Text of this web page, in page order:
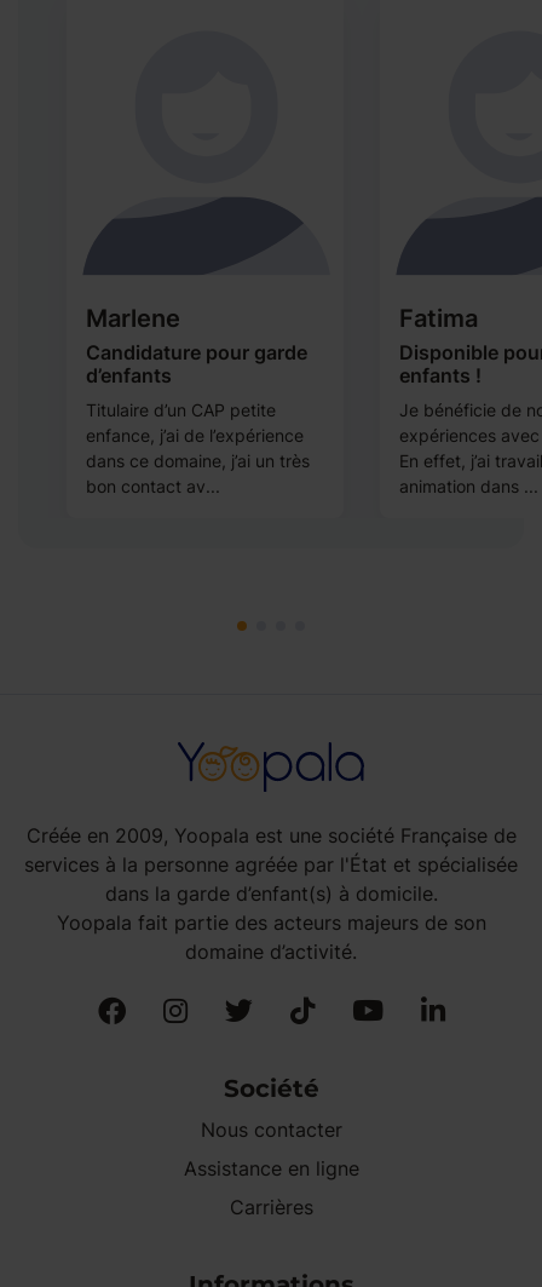
Marlene
Candidature pour garde
d’enfants
Titulaire d’un CAP petite
enfance, j’ai de l’expérience
dans ce domaine, j’ai un très
bon contact av...
Fatima
Disponible
enfants !
Je bénéficie de
expériences
En effet, j’ai
animation dans ...
Créée en 2009, Yoopala est une société Française de
services à la personne agréée par l'État et spécialisée
dans la garde d’enfant(s) à domicile.
Yoopala fait partie des acteurs majeurs de son
domaine d’activité.
Société
Nous contacter
Assistance en ligne
Carrières